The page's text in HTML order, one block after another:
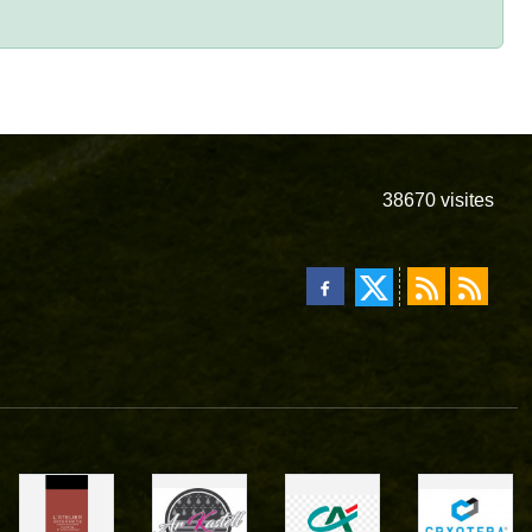
38670 visites